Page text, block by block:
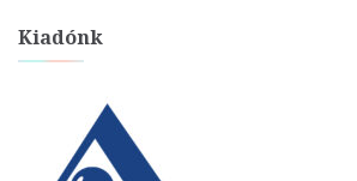
Kiadónk